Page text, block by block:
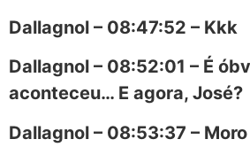
Dallagnol – 08:47:52 – Kkk
Dallagnol – 08:52:01 – É
aconteceu… E agora, José?
Dallagnol – 08:53:37 –